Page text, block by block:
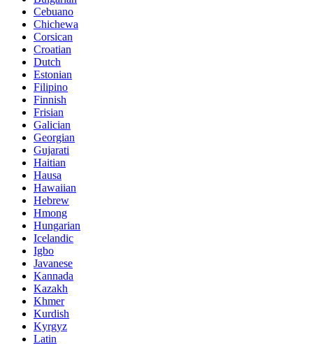
Cebuano
Chichewa
Corsican
Croatian
Dutch
Estonian
Filipino
Finnish
Frisian
Galician
Georgian
Gujarati
Haitian
Hausa
Hawaiian
Hebrew
Hmong
Hungarian
Icelandic
Igbo
Javanese
Kannada
Kazakh
Khmer
Kurdish
Kyrgyz
Latin